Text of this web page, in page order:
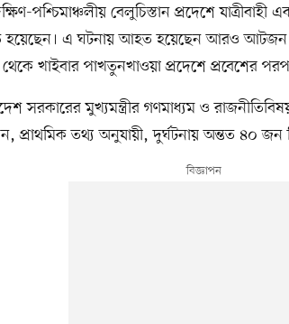
পশ্চিমাঞ্চলীয় বেলুচিস্তান প্রদেশে
এ ঘটনায় আহত হয়েছেন আরও আটজন।
খাইবার পাখতুনখাওয়া প্রদেশে প্রবেশের
সরকারের মুখ্যমন্ত্রীর গণমাধ্যম ও
প্রাথমিক তথ্য অনুযায়ী, দুর্ঘটনায় অন্তত ৪০